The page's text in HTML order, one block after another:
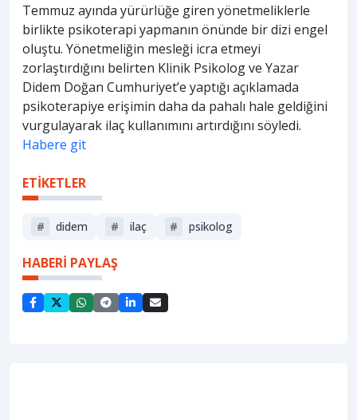
Temmuz ayında yürürlüğe giren yönetmeliklerle
birlikte psikoterapi yapmanın önünde bir dizi engel
oluştu. Yönetmeliğin mesleği icra etmeyi
zorlaştırdığını belirten Klinik Psikolog ve Yazar
Didem Doğan Cumhuriyet’e yaptığı açıklamada
psikoterapiye erişimin daha da pahalı hale geldiğini
vurgulayarak ilaç kullanımını artırdığını söyledi.
Habere git
ETİKETLER
# didem # i̇laç # psikolog
HABERİ PAYLAŞ